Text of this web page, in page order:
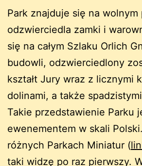
Park znajduje się na
odzwierciedla zamki i
się na całym Szlaku Orlich
budowli, odzwierciedlony
kształt Jury wraz z licznymi
dolinami, a także
Takie przedstawienie Parku
ewenementem w skali
różnych Parkach Miniatur (
taki widzę po raz pierwszy.